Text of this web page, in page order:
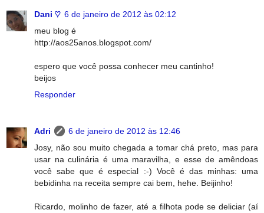
Dani ♡ 6 de janeiro de 2012 às 02:12
meu blog é
http://aos25anos.blogspot.com/
espero que você possa conhecer meu cantinho!
beijos
Responder
Adri
6 de janeiro de 2012 às 12:46
Josy, não sou muito chegada a tomar chá preto, mas para
usar na culinária é uma maravilha, e esse de amêndoas
você sabe que é especial :-) Você é das minhas: uma
bebidinha na receita sempre cai bem, hehe. Beijinho!
Ricardo, molinho de fazer, até a filhota pode se deliciar (aí